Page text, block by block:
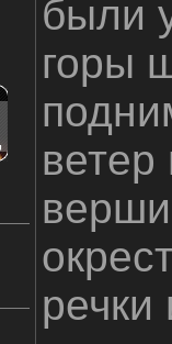
были
горы